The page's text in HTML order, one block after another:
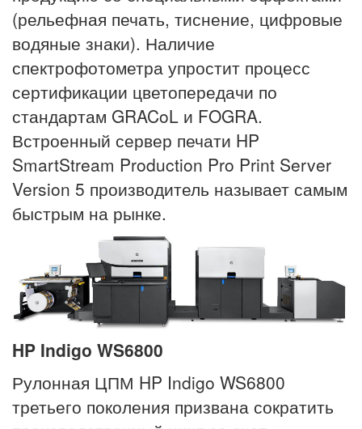
(рельефная печать, тиснение, цифровые
водяные знаки). Наличие
спектрофотометра упростит процесс
сертификации цветопередачи по
стандартам GRACoL и FOGRA.
Встроенный сервер печати HP
SmartStream Production Pro Print Server
Version 5 производитель называет самым
быстрым на рынке.
HP Indigo WS6800
Рулонная ЦПМ HP Indigo WS6800
третьего поколения призвана сократить